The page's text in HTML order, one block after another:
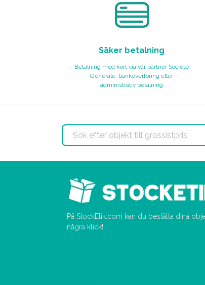
Säker betalning
Betalning med kort via vår partner Société
Générale, banköverföring eller
administrativ betalning
På StockEtik.com kan du beställa dina
några klick!